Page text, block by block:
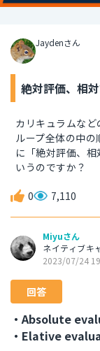
Jaydenさん
絶対評価、相
カリキュラムな
ループ全体の中
に「絶対評価、
いうのですか？
0 7,110
Miyuさん
ネイティブキ
2023/07/24
回答
・Absolute
・Elative